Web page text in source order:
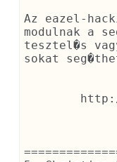
Az eazel-
modulnak a
tesztel�s
sokat